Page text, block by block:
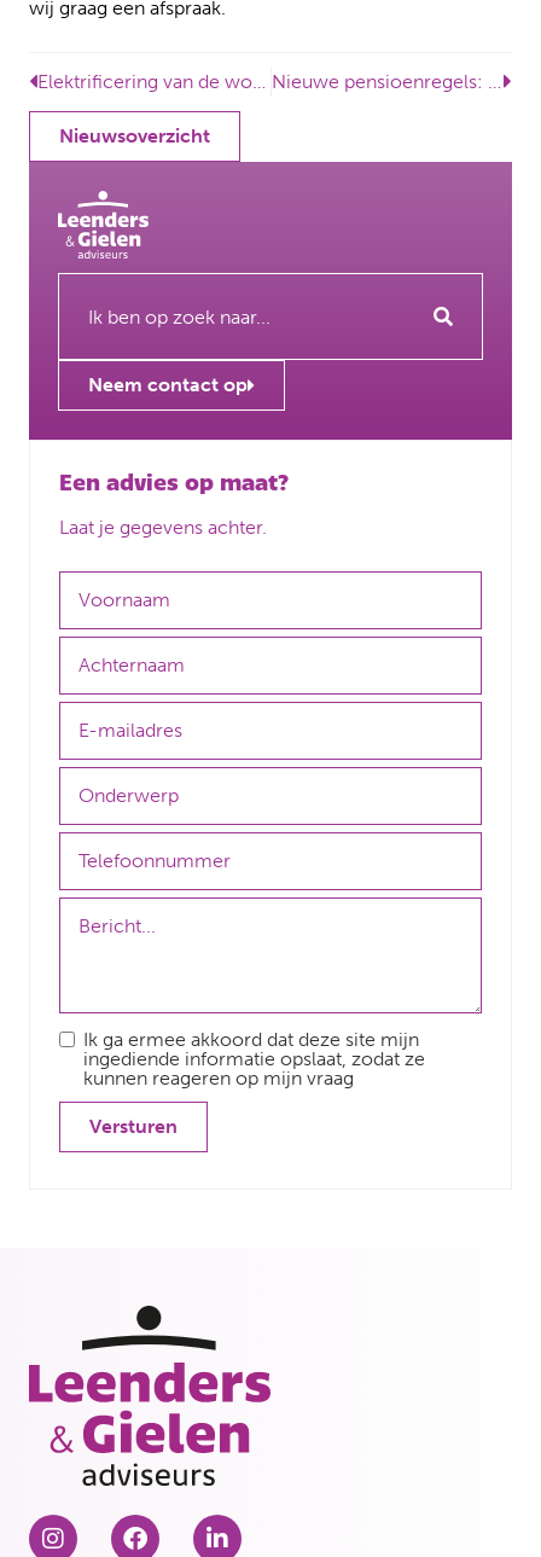
wij graag een afspraak.
Elektrificering van de woning? Controleer ook je verzekering Nieuwe pensioenregels: weet wat jouw partner overhoudt
Nieuwsoverzicht
Neem contact op
Een advies op maat?
Laat je gegevens achter.
Ik ga ermee akkoord dat deze site mijn
ingediende informatie opslaat, zodat ze
kunnen reageren op mijn vraag
Versturen